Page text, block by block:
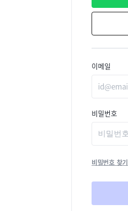
이메일
비밀번호
비밀번호 찾기